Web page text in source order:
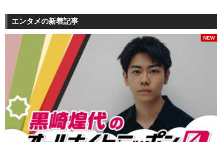
エンタメの新着記事
NEW